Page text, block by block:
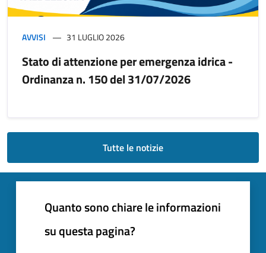
AVVISI 31 LUGLIO 2026
Stato di attenzione per emergenza idrica -
Ordinanza n. 150 del 31/07/2026
Tutte le notizie
Quanto sono chiare le informazioni
su questa pagina?